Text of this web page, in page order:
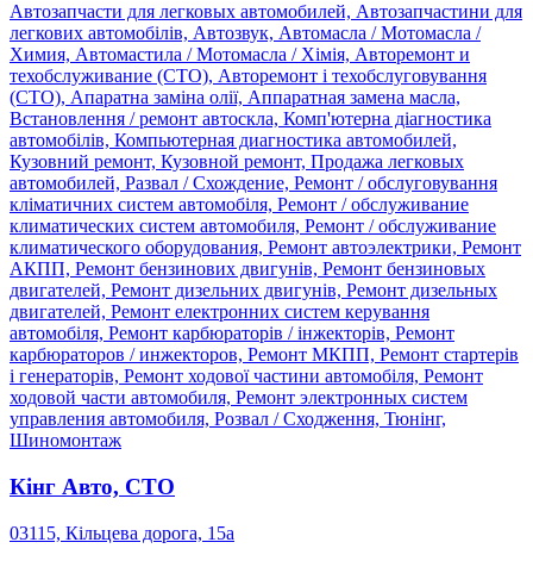
Автозапчасти для легковых автомобилей, Автозапчастини для
легкових автомобілів, Автозвук, Автомасла / Мотомасла /
Химия, Автомастила / Мотомасла / Хімія, Авторемонт и
техобслуживание (СТО), Авторемонт і техобслуговування
(СТО), Апаратна заміна олії, Аппаратная замена масла,
Встановлення / ремонт автоскла, Комп'ютерна діагностика
автомобілів, Компьютерная диагностика автомобилей,
Кузовний ремонт, Кузовной ремонт, Продажа легковых
автомобилей, Развал / Схождение, Ремонт / обслуговування
кліматичних систем автомобіля, Ремонт / обслуживание
климатических систем автомобиля, Ремонт / обслуживание
климатического оборудования, Ремонт автоэлектрики, Ремонт
АКПП, Ремонт бензинових двигунів, Ремонт бензиновых
двигателей, Ремонт дизельних двигунів, Ремонт дизельных
двигателей, Ремонт електронних систем керування
автомобіля, Ремонт карбюраторів / інжекторів, Ремонт
карбюраторов / инжекторов, Ремонт МКПП, Ремонт стартерів
і генераторів, Ремонт ходової частини автомобіля, Ремонт
ходовой части автомобиля, Ремонт электронных систем
управления автомобиля, Розвал / Сходження, Тюнінг,
Шиномонтаж
Кінг Авто, СТО
03115, Кільцева дорога, 15а